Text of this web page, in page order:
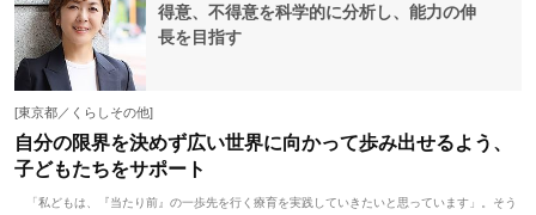
得意、不得意を科学的に分析し、能力の伸
長を目指す
[東京都／くらしその他]
自分の限界を決めず広い世界に向かって歩み出せるよう、
子どもたちをサポート
「私どもは、『当たり前』の一歩先を行く療育を実践していきたいと思っています」。そう